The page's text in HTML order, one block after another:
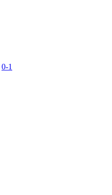
0-1